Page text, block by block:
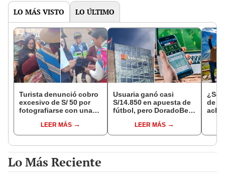
LO MÁS VISTO LO ÚLTIMO
Turista denunció cobro
excesivo de S/ 50 por
fotografiarse con una
Serenazgo recuperó el
dinero
LEER MÁS
Usuaria ganó casi
S/14.850 en apuesta de
fútbol, pero DoradoBet
Indecopi multó a la
empresa con más de S/
LEER MÁS
¿Se
de
Lo Más Reciente